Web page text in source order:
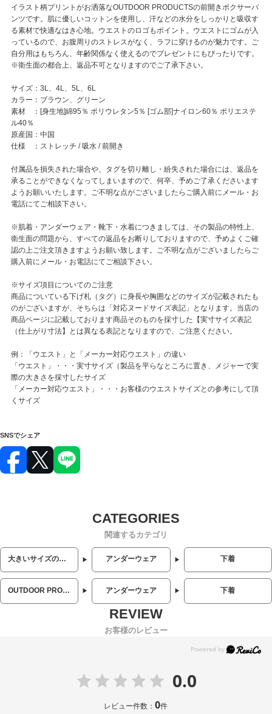
イラスト柄プリントがお洒落なOUTDOOR PRODUCTSの前開きボクサーパ
ンツです。肌に優しいコットンを使用し、汗などの水分をしっかりと吸収す
る素材で快適なはき心地。ウエストのロゴもポイント。ウエストにゴムが入
っているので、お腹周りのストレスがなく、ラフに穿けるのが魅力です。ご
自分用はもちろん、年齢関係なく使えるのでプレゼントにもぴったりです。
※衛生面の都合上、返品不可となりますのでご了承下さい。
サイズ：3L、4L、5L、6L
カラー：ブラウン、グリーン
素材 ：[身生地]綿95％ ポリウレタン5％ [ゴム部]ナイロン60％ ポリエステ
ル40％
原産国：中国
仕様 ：ストレッチ / 吸水 / 前開き
付属品を損失された場合や、タグを切り離し・紛失された場合には、返品を
承ることができなくなってしまいますので、何卒、予めご了承くださいます
ようお願いいたします。ご不明な点がございましたらご購入前にメール・お
電話にてご相談下さい。
※肌着・アンダーウェア・靴下・水着につきましては、その製品の特性上、
衛生面の問題から、すべての返品をお断りしておりますので、予めよくご確
認の上ご注文頂きますようお願い致します。ご不明な点がございましたらご
購入前にメール・お電話にてご相談下さい。
※サイズ項目についてのご注意
商品についている下げ札（タグ）に身長や胸囲などのサイズが記載されたも
のがございますが、そちらは「対応ヌードサイズ表記」となります。当店の
商品ページに記載しております商品そのものを採寸した【実寸サイズ表記
（仕上がり寸法】とは異なる表記となりますので、ご注意ください。
例：「ウエスト」と「メーカー対応ウエスト」の違い
「ウエスト」・・・実寸サイズ（製品を平らなところに置き、メジャーで実
際の大きさを採寸したサイズ
「メーカー対応ウエスト」・・・お客様のウエストサイズとの参考にして頂
くサイズ
SNSでシェア
関連するカテゴリ
大きいサイズのメンズ服 アンダーウェア 下着
OUTDOOR PRODUCTS (アウトドアプロダクツ) アンダーウェア 下着
お客様のレビュー
0.0
レビュー件数：0件